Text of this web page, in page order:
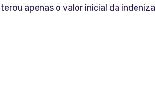
apenas o valor inicial da